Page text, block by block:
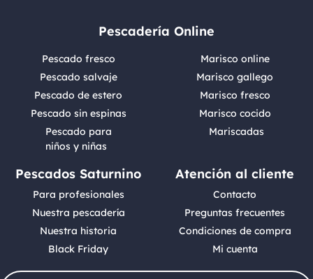
Pescadería Online
Pescado fresco
Pescado salvaje
Pescado de estero
Pescado sin espinas
Pescado para
niños y niñas
Marisco online
Marisco gallego
Marisco fresco
Marisco cocido
Mariscadas
Pescados Saturnino
Para profesionales
Nuestra pescadería
Nuestra historia
Black Friday
Atención al cliente
Contacto
Preguntas frecuentes
Condiciones de compra
Mi cuenta